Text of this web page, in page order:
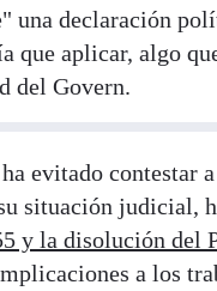
una declaración
que aplicar, algo
del Govern.
evitado contestar
situación judicial,
y la disolución del
a los